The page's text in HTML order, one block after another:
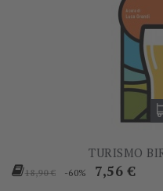
TURISMO
Prezzo
18,90 € -60% Prezzo
7,56 €